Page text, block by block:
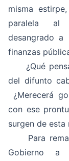
misma
paralela al
desangrado
finanzas
¿Qué
del difunto
¿Merecerá
con ese
surgen de esta
Para
Gobierno a